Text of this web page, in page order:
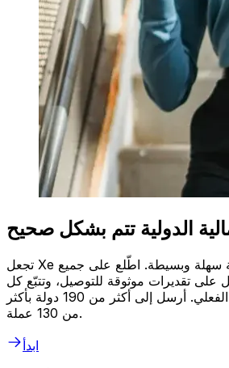
الدولية تتم بشكل صحيح
تجعل Xe التحويلات المالية الدولية سهلة وبسيطة. اطّلع على جميع
على تقديرات موثوقة للتوصيل، وتتبّع كل
عملية نقل في الوقت الفعلي. أرسل إلى أكثر من 190 دولة بأكثر
من 130 عملة.
ابدأ